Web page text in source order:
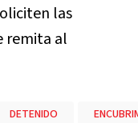
las
remita al
DETENIDO